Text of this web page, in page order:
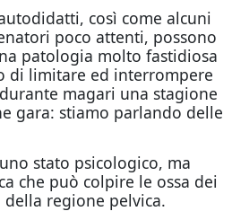
così come alcuni
poco attenti, possono
patologia molto fastidiosa
di limitare ed interrompere
magari una stagione
gara: stiamo parlando delle
stato psicologico, ma
che può colpire le ossa dei
regione pelvica.